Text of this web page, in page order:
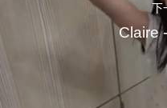
下
Claire